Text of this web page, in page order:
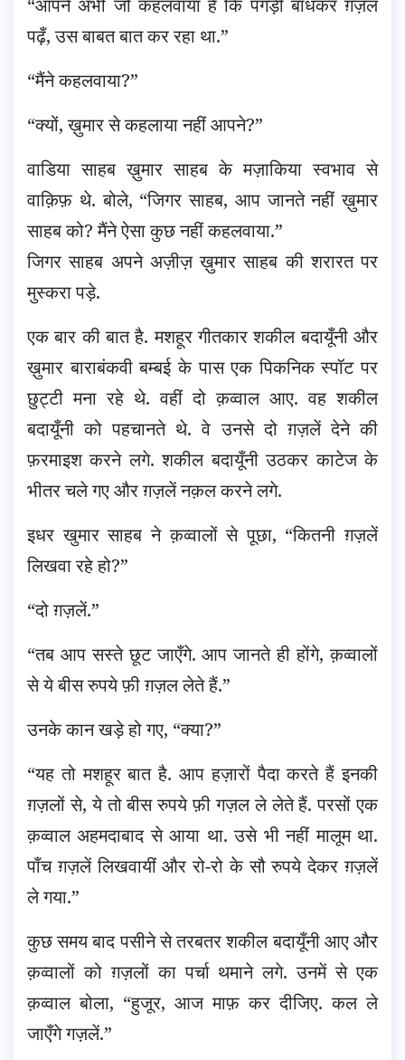
“आपने अभी जो कहलवाया है कि पगड़ी बाँधकर ग़ज़ल
पढ़ँ, उस बाबत बात कर रहा था.”
“मैंने कहलवाया?”
“क्यों, ख़ुमार से कहलाया नहीं आपने?”
वाडिया साहब ख़ुमार साहब के मज़ाकिया स्वभाव से
वाक़िफ़ थे. बोले, “जिगर साहब, आप जानते नहीं ख़ुमार
साहब को? मैंने ऐसा कुछ नहीं कहलवाया.”
जिगर साहब अपने अज़ीज़ ख़ुमार साहब की शरारत पर
मुस्करा पड़े.
एक बार की बात है. मशहूर गीतकार शकील बदायूँनी और
ख़ुमार बाराबंकवी बम्बई के पास एक पिकनिक स्पॉट पर
छुट्टी मना रहे थे. वहीं दो क़व्वाल आए. वह शकील
बदायूँनी को पहचानते थे. वे उनसे दो ग़ज़लें देने की
फ़रमाइश करने लगे. शकील बदायूँनी उठकर काटेज के
भीतर चले गए और ग़ज़लें नक़ल करने लगे.
इधर खुमार साहब ने क़व्वालों से पूछा, “कितनी ग़ज़लें
लिखवा रहे हो?”
“दो ग़ज़लें.”
“तब आप सस्ते छूट जाएँगे. आप जानते ही होंगे, क़व्वालों
से ये बीस रुपये फ़ी ग़ज़ल लेते हैं.”
उनके कान खड़े हो गए, “क्या?”
“यह तो मशहूर बात है. आप हज़ारों पैदा करते हैं इनकी
ग़ज़लों से, ये तो बीस रुपये फ़ी गज़ल ले लेते हैं. परसों एक
क़व्वाल अहमदाबाद से आया था. उसे भी नहीं मालूम था.
पाँच ग़ज़लें लिखवायीं और रो-रो के सौ रुपये देकर ग़ज़लें
ले गया.”
कुछ समय बाद पसीने से तरबतर शकील बदायूँनी आए और
क़व्वालों को ग़ज़लों का पर्चा थमाने लगे. उनमें से एक
क़व्वाल बोला, “हुजूर, आज माफ़ कर दीजिए. कल ले
जाएँगे गज़लें.”